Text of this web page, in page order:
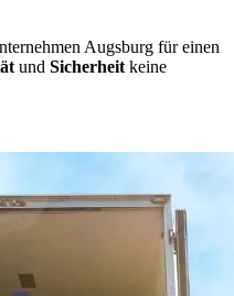
Augsburg für einen
und Sicherheit keine